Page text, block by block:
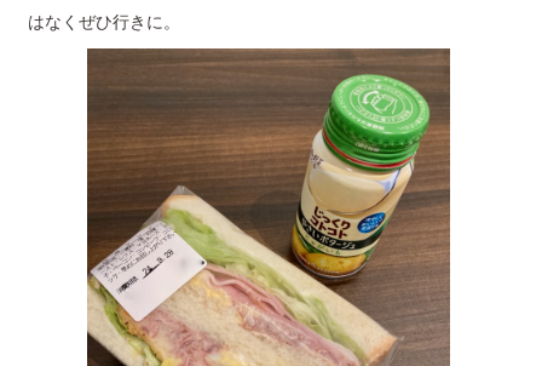
はなくぜひ行きに。